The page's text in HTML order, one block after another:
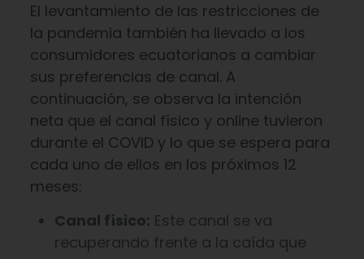
El levantamiento de las restricciones de
la pandemia también ha llevado a los
consumidores ecuatorianos a cambiar
sus preferencias de canal. A
continuación, se observa la intención
neta que el canal físico y online tuvieron
durante el COVID y lo que se espera para
cada uno de ellos en los próximos 12
meses:
Canal físico: Este canal se va
recuperando frente a la caída que